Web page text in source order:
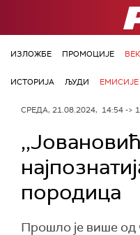
ИЗЛОЖБЕ ПРОМОЦИЈЕ
ИСТОРИЈА ЉУДИ ЕМИСИЈЕ
СРЕДА, 21.08.2024, 14:54 ->
породица
Прошло је више од